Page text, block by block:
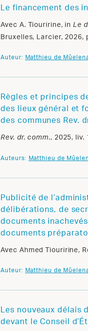
Le financement des
Avec A. Tiouririne, inLe
Bruxelles, Larcier, 2026,
Auteur:Matthieu de
Règles et principes
des lieux général et
des communes Rev.
Rev. dr. comm., 2025,
Auteurs:Matthieu de
Publicité de
délibérations, de
documents
documents
Avec Ahmed Tiouririne,
Auteur:Matthieu de
Les nouveaux délais
devant le Conseil